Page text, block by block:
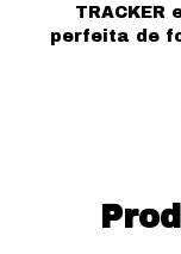
perfeita de